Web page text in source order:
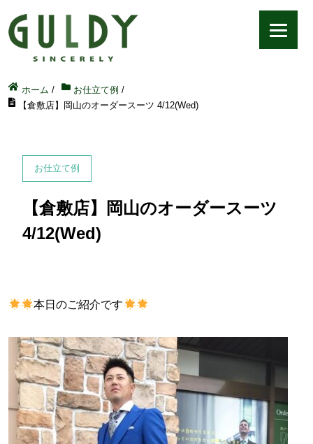
ホーム / お仕立て例 /
【倉敷店】岡山のオーダースーツ 4/12(Wed)
お仕立て例
【倉敷店】岡山のオーダースーツ
4/12(Wed)
本日のご紹介です